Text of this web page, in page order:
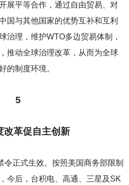
展平等合作，通过自由贸易、对
国与其他国家的优势互补和互利
治理，维护WTO多边贸易体制，
推动全球治理改革，从而为全球
的制度环境。
5
改革促自主创新
令正式生效。按照美国商务部限制
今后，台积电、高通、三星及SK